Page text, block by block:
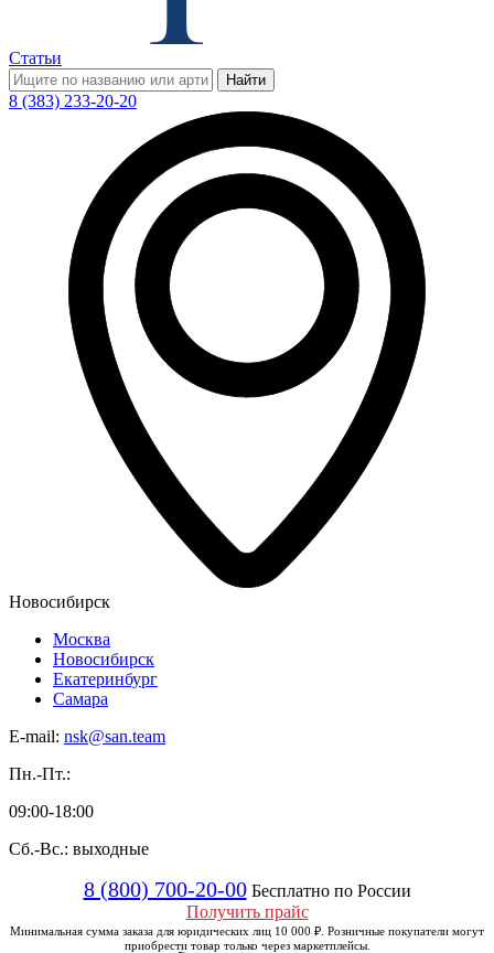
Статьи
Найти
8 (383) 233-20-20
Новосибирск
Москва
Новосибирск
Екатеринбург
Самара
E-mail: nsk@san.team
Пн.-Пт.:
09:00-18:00
Сб.-Вс.: выходные
8 (800) 700-20-00 Бесплатно по России
Получить прайс
Минимальная сумма заказа для юридических лиц 10 000 ₽. Розничные покупатели могут
приобрести товар только через маркетплейсы.